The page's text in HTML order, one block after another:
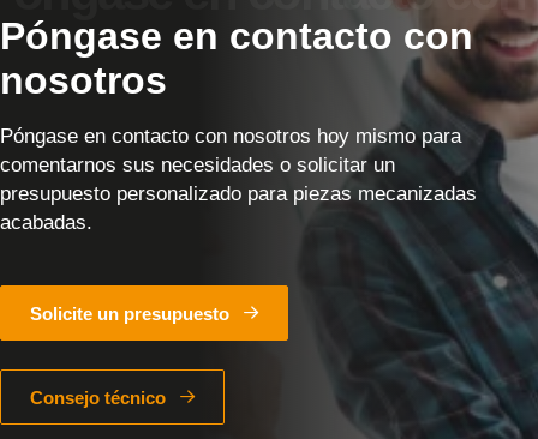
Póngase en contacto con
nosotros
Póngase en contacto con nosotros hoy mismo para
comentarnos sus necesidades o solicitar un
presupuesto personalizado para piezas mecanizadas
acabadas.
Solicite un presupuesto
Consejo técnico